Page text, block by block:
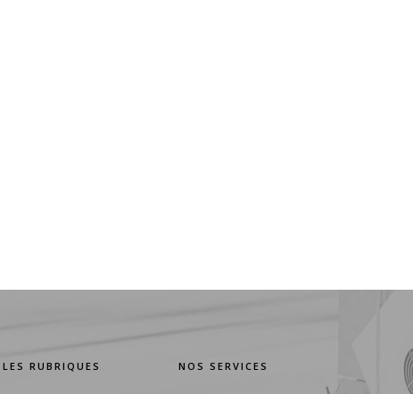
LES RUBRIQUES NOS SERVICES